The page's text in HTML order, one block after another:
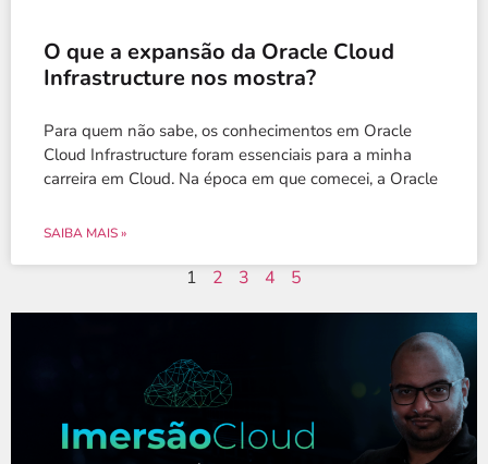
O que a expansão da Oracle Cloud
Infrastructure nos mostra?
Para quem não sabe, os conhecimentos em Oracle
Cloud Infrastructure foram essenciais para a minha
carreira em Cloud. Na época em que comecei, a Oracle
SAIBA MAIS »
1 2 3 4 5